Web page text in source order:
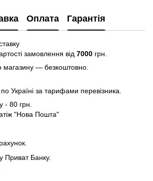
Оплата Гарантія
замовлення від 7000 грн.
магазину — безкоштовно.
Україні за тарифами перевізника.
- 80 грн.
"Нова Пошта"
Приват Банку.